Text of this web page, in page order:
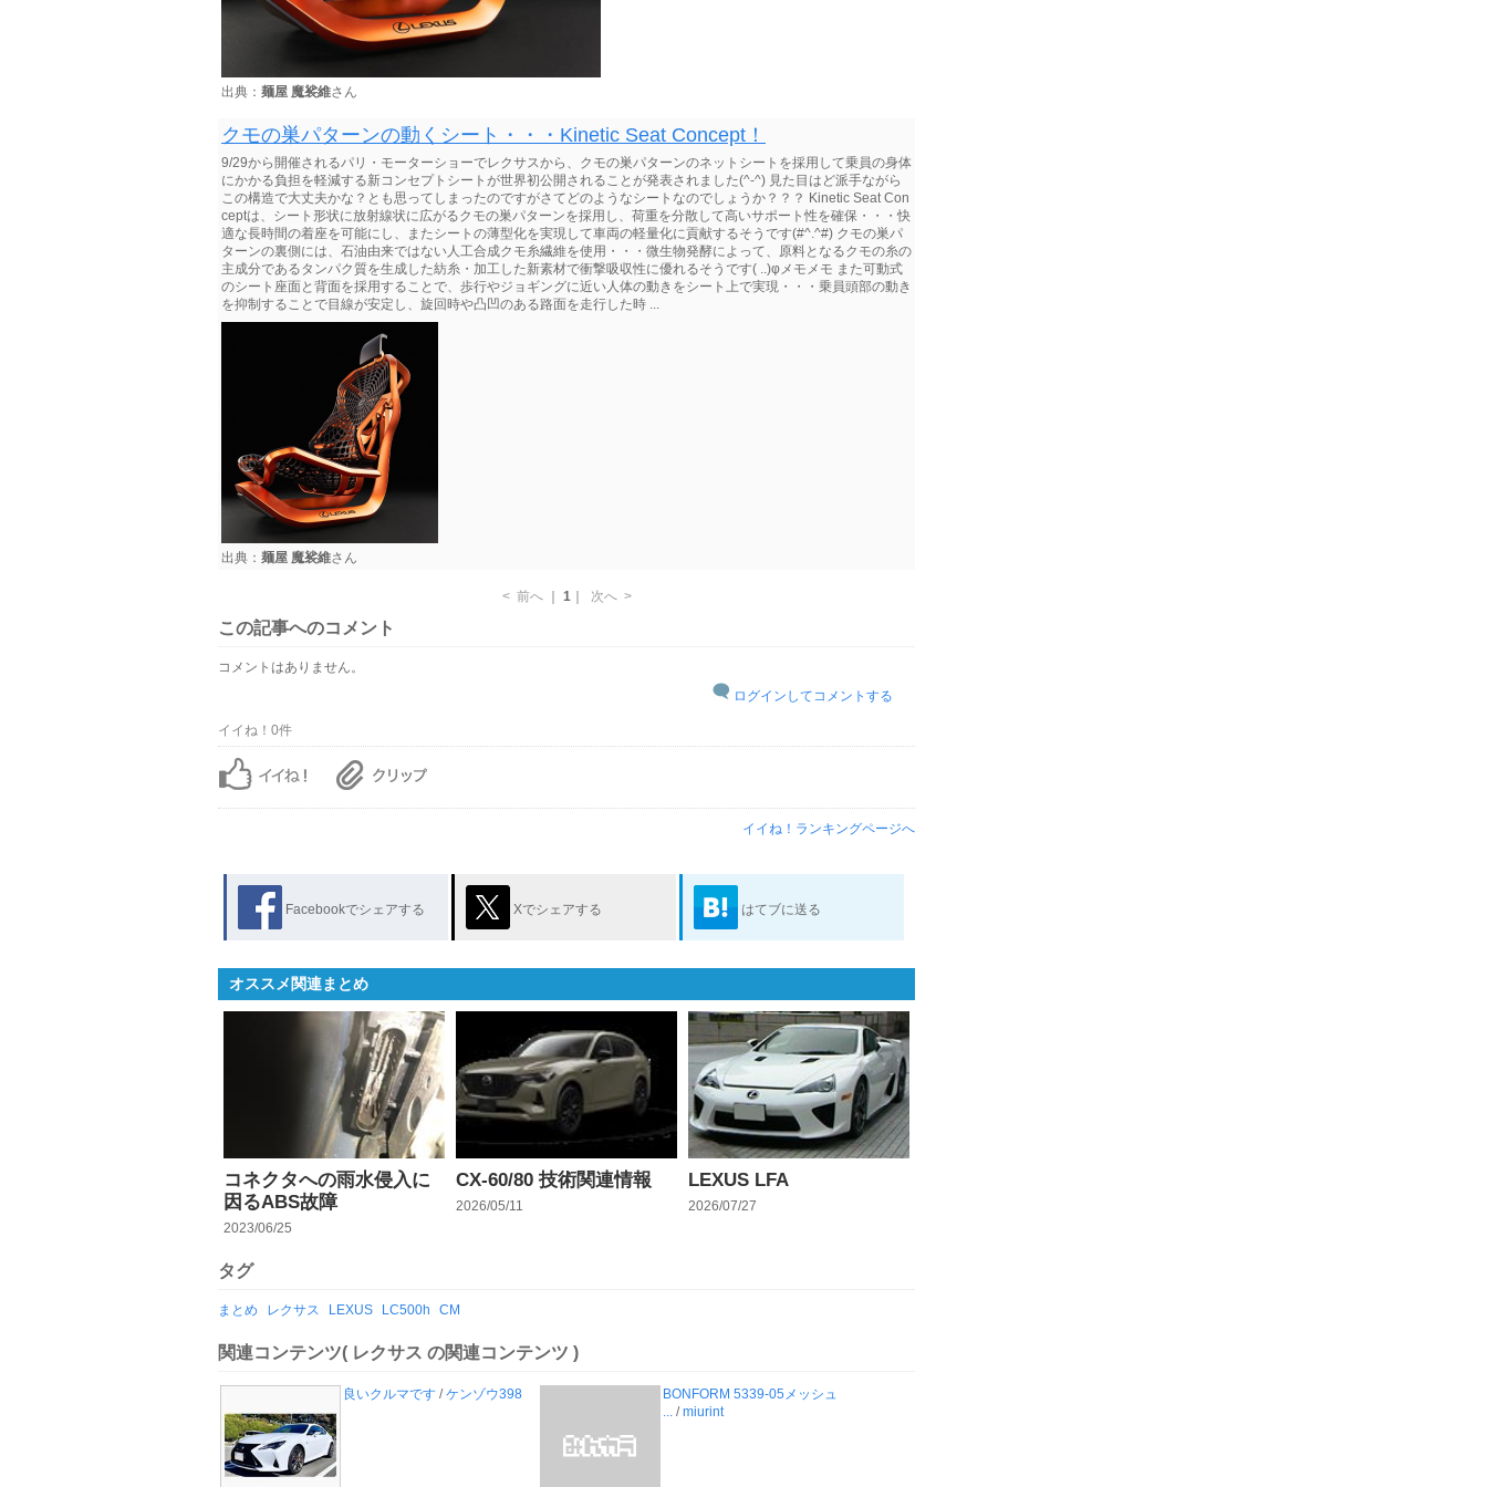
出典： 麺屋 魔裟維さん
クモの巣パターンの動くシート・・・Kinetic Seat Concept！
9/29から開催されるパリ・モーターショーでレクサスから、クモの巣パターンのネットシートを採用して乗員の身体
にかかる負担を軽減する新コンセプトシートが世界初公開されることが発表されました(^-^) 見た目はど派手ながら
この構造で大丈夫かな？とも思ってしまったのですがさてどのようなシートなのでしょうか？？？ Kinetic Seat Con
ceptは、シート形状に放射線状に広がるクモの巣パターンを採用し、荷重を分散して高いサポート性を確保・・・快
適な長時間の着座を可能にし、またシートの薄型化を実現して車両の軽量化に貢献するそうです(#^.^#) クモの巣パ
ターンの裏側には、石油由来ではない人工合成クモ糸繊維を使用・・・微生物発酵によって、原料となるクモの糸の
主成分であるタンパク質を生成した紡糸・加工した新素材で衝撃吸収性に優れるそうです( ..)φメモメモ また可動式
のシート座面と背面を採用することで、歩行やジョギングに近い人体の動きをシート上で実現・・・乗員頭部の動き
を抑制することで目線が安定し、旋回時や凸凹のある路面を走行した時 ...
出典： 麺屋 魔裟維さん
< 前へ ｜ 1｜ 次へ >
この記事へのコメント
コメントはありません。
ログインしてコメントする
イイね！0件
イイね！ランキングページへ
Facebookでシェアする Xでシェアする はてブに送る
オススメ関連まとめ
コネクタへの雨水侵入に
因るABS故障
2023/06/25
CX-60/80 技術関連情報
2026/05/11
LEXUS LFA
2026/07/27
タグ
まとめ レクサス LEXUS LC500h CM
関連コンテンツ( レクサス の関連コンテンツ )
良いクルマです /ケンゾウ398
BONFORM 5339-05メッシュ
... /miurint